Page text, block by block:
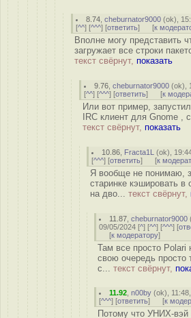
8.74 ,cheburnator9000 (ok),
[^^] [^^^] [ответить] [к
Вполне могу представить
загружает все строки
текст свёрнут, показать
9.76 ,cheburnator9000 (ok),
[^^] [^^^] [ответить] [к
Или вот пример,
IRC клиент для Gnome ,
текст свёрнут, показать
10.86 Fracta1L (ok),
[^^^] [ответить] [к
Я вообще не понимаю,
старинке кэшировать в
на дво... текст свёрнут,
11.87 ,cheburnator9000
09/05/2024 [^] [^^] [^^^] [
[к модератору]
Там все просто Polari
свою очередь просто
с... текст свёрнут,
11.92 ,n00by (ok),
[^^^] [ответить] [к
Потому что УНИХ-вэй